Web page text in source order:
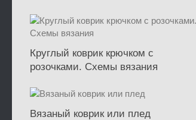
Круглый коврик крючком с
розочками. Схемы вязания
Вязаный коврик или плед